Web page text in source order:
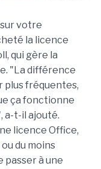
votre
la licence
qui gère la
"La différence
plus fréquentes,
ça fonctionne
a-t-il ajouté.
licence Office,
du moins
passer à une